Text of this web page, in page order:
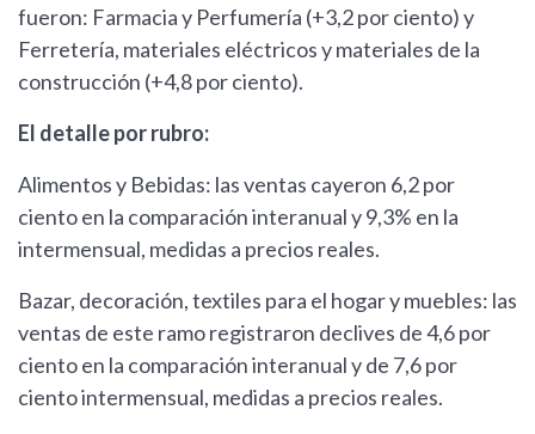
fueron: Farmacia y Perfumería (+3,2 por ciento) y
Ferretería, materiales eléctricos y materiales de la
construcción (+4,8 por ciento).
El detalle por rubro:
Alimentos y Bebidas: las ventas cayeron 6,2 por
ciento en la comparación interanual y 9,3% en la
intermensual, medidas a precios reales.
Bazar, decoración, textiles para el hogar y muebles: las
ventas de este ramo registraron declives de 4,6 por
ciento en la comparación interanual y de 7,6 por
ciento intermensual, medidas a precios reales.